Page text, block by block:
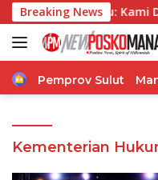
Langsung
ke
konten
Breaking News
Ticoalu: Kami Dukung
Home
Pemprov Sulut
Kementerian